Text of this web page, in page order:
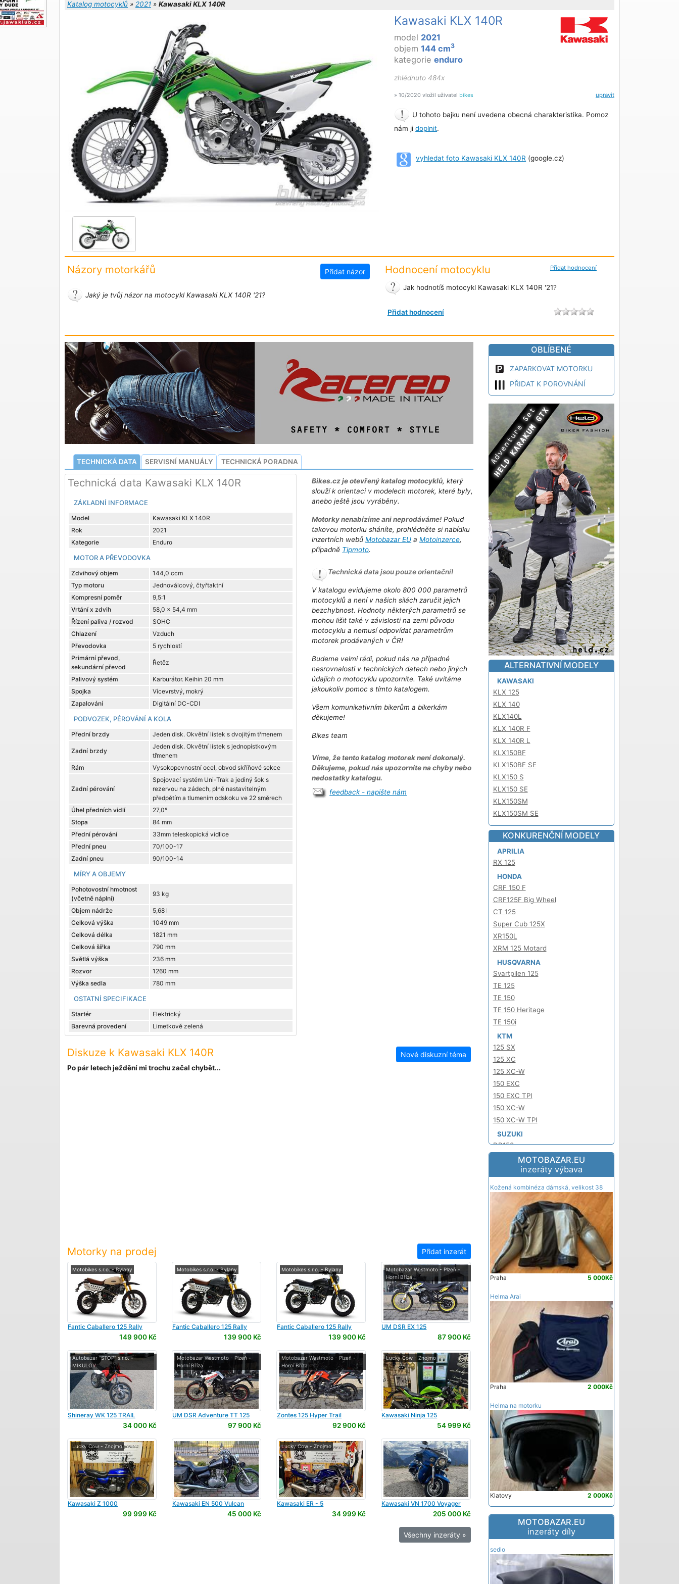
Katalog motocyklů » 2021 » Kawasaki KLX 140R
Kawasaki KLX 140R
model 2021
objem144 cm3
kategorieenduro
zhlédnuto 484x
upravit
» 10/2020 vložil uživatel bikes
U tohoto bajku není uvedena obecná charakteristika. Pomoz
nám jidoplnit.
vyhledat foto Kawasaki KLX 140R (google.cz)
Názory motorkářů Přidat názor
Jaký je tvůj názor na motocykl Kawasaki KLX 140R '21?
Přidat hodnocení
Hodnocení motocyklu
Jak hodnotíš motocykl Kawasaki KLX 140R '21?
Přidat hodnocení
TECHNICKÁ DATA SERVISNÍ MANUÁLY TECHNICKÁ PORADNA
Technická data Kawasaki KLX 140R
ZÁKLADNÍ INFORMACE
Model
Kawasaki KLX 140R
Rok
2021
Kategorie
Enduro
MOTOR A PŘEVODOVKA
Zdvihový objem
144,0 ccm
Typ motoru
Jednoválcový, čtyřtaktní
Kompresní poměr
9,5:1
Vrtání x zdvih
58,0 x 54,4 mm
Řízení paliva / rozvod
SOHC
Chlazení
Vzduch
Převodovka
5 rychlostí
Primární převod,
sekundární převod
Řetěz
Palivový systém
Karburátor. Keihin 20 mm
Spojka
Vícevrstvý, mokrý
Zapalování
Digitální DC-CDI
PODVOZEK, PÉROVÁNÍ A KOLA
Přední brzdy Jeden disk. Okvětní lístek s dvojitým třmenem
Zadní brzdy
Jeden disk. Okvětní lístek s jednopístkovým
třmenem
Rám
Vysokopevnostní ocel, obvod skříňové sekce
Zadní pérování
Spojovací systém Uni-Trak a jediný šok s
rezervou na zádech, plně nastavitelným
předpětím a tlumením odskoku ve 22 směrech
Úhel předních vidlí
27,0°
Stopa
84 mm
Přední pérování
33mm teleskopická vidlice
Přední pneu
70/100-17
Zadní pneu
90/100-14
MÍRY A OBJEMY
Pohotovostní hmotnost
(včetně náplní)
93 kg
Objem nádrže
5,68 l
Celková výška
1049 mm
Celková délka
1821 mm
Celková šířka
790 mm
Světlá výška
236 mm
Rozvor
1260 mm
Výška sedla
780 mm
OSTATNÍ SPECIFIKACE
Startér
Elektrický
Barevná provedení
Limetkově zelená
Bikes.cz je otevřený katalog motocyklů, který
slouží k orientaci v modelech motorek, které byly,
anebo ještě jsou vyráběny.
Motorky nenabízíme ani neprodáváme!Pokud
takovou motorku sháníte, prohlédněte si nabídku
inzertních webůMotobazar EU aMotoinzerce,
případně Tipmoto.
Technická data jsou pouze orientační!
V katalogu evidujeme okolo 800 000 parametrů
motocyklů a není v našich silách zaručit jejich
bezchybnost. Hodnoty některých parametrů se
mohou lišit také v závislosti na zemi původu
motocyklu a nemusí odpovídat parametrům
motorek prodávaných v ČR!
Budeme velmi rádi, pokud nás na případné
nesrovnalosti v technických datech nebo jiných
údajích o motocyklu upozorníte. Také uvítáme
jakoukoliv pomoc s tímto katalogem.
Všem komunikativním bikerům a bikerkám
děkujeme!
Bikes team
Víme, že tento katalog motorek není dokonalý.
Děkujeme, pokud nás upozorníte na chyby nebo
nedostatky katalogu.
feedback - napište nám
Diskuze k Kawasaki KLX 140R Nové diskuzní téma
Po pár letech ježdění mi trochu začal chybět...
Motorky na prodej Přidat inzerát
Motobikes s.r.o. - Bylany
Fantic Caballero 125 Rally
149 900 Kč
Motobikes s.r.o. - Bylany
Fantic Caballero 125 Rally
139 900 Kč
Motobikes s.r.o. - Bylany
Fantic Caballero 125 Rally
139 900 Kč
Motobazar Westmoto - Plzeň -
Horní Bříza
UM DSR EX 125
87 900 Kč
Autobazar "STOP" s.r.o. -
MIKULOV
Shineray WK 125 TRAIL
34 000 Kč
Motobazar Westmoto - Plzeň -
Horní Bříza
UM DSR Adventure TT 125
97 900 Kč
Motobazar Westmoto - Plzeň -
Horní Bříza
Zontes 125 Hyper Trail
92 900 Kč
Lucky Cow - Znojmo
Kawasaki Ninja 125
54 999 Kč
Lucky Cow - Znojmo
Kawasaki Z 1000
99 999 Kč
Kawasaki EN 500 Vulcan
45 000 Kč
Lucky Cow - Znojmo
Kawasaki ER - 5
34 999 Kč
Kawasaki VN 1700 Voyager
205 000 Kč
Všechny inzeráty »
OBLÍBENÉ
ZAPARKOVAT MOTORKU
PŘIDAT K POROVNÁNÍ
ALTERNATIVNÍ MODELY
KAWASAKI
KLX 125
KLX 140
KLX140L
KLX 140R F
KLX 140R L
KLX150BF
KLX150BF SE
KLX150 S
KLX150 SE
KLX150SM
KLX150SM SE
KONKURENČNÍ MODELY
APRILIA
RX 125
HONDA
CRF 150 F
CRF125F Big Wheel
CT 125
Super Cub 125X
XR150L
XRM 125 Motard
HUSQVARNA
Svartpilen 125
TE 125
TE 150
TE 150 Heritage
TE 150i
KTM
125 SX
125 XC
125 XC-W
150 EXC
150 EXC TPI
150 XC-W
150 XC-W TPI
SUZUKI
DR150
DR-Z 125
DR-Z 125 L
YAMAHA
AG125
TT-R 125
TT-R 125 LE
TT-R125 LW E
WR125R
WR155R
XTZ 125
YZ125X
MOTOBAZAR.EU
inzeráty výbava
Kožená kombinéza dámská, velikost 38
5 000Kč
Praha
Helma Arai
2 000Kč
Praha
Helma na motorku
2 000Kč
Klatovy
MOTOBAZAR.EU
inzeráty díly
sedlo